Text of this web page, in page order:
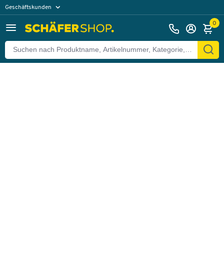
Geschäftskunden
0
Zurück